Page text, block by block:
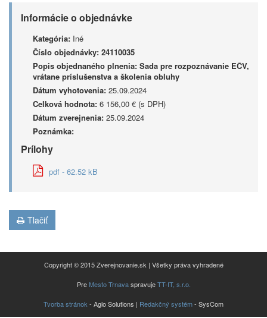
Informácie o objednávke
Kategória: Iné
Číslo objednávky: 24110035
Popis objednaného plnenia: Sada pre rozpoznávanie EČV,
vrátane príslušenstva a školenia obluhy
Dátum vyhotovenia: 25.09.2024
Celková hodnota: 6 156,00 € (s DPH)
Dátum zverejnenia: 25.09.2024
Poznámka:
Prílohy
pdf - 62.52 kB
Tlačiť
Copyright © 2015 Zverejnovanie.sk | Všetky práva vyhradené
PreMesto TrnavaspravujeTT-IT, s.r.o.
Tvorba stránok - Aglo Solutions | Redakčný systém- SysCom